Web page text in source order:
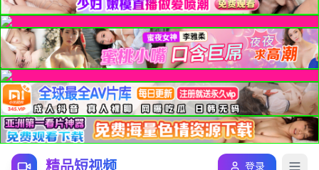
登录